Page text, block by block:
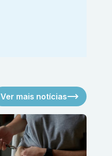
Ver mais notícias